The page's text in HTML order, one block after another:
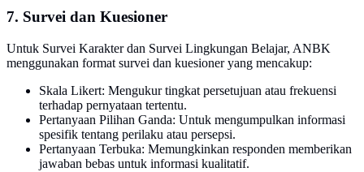
7. Survei dan Kuesioner
Untuk Survei Karakter dan Survei Lingkungan Belajar, ANBK
menggunakan format survei dan kuesioner yang mencakup:
Skala Likert: Mengukur tingkat persetujuan atau frekuensi
terhadap pernyataan tertentu.
Pertanyaan Pilihan Ganda: Untuk mengumpulkan informasi
spesifik tentang perilaku atau persepsi.
Pertanyaan Terbuka: Memungkinkan responden memberikan
jawaban bebas untuk informasi kualitatif.